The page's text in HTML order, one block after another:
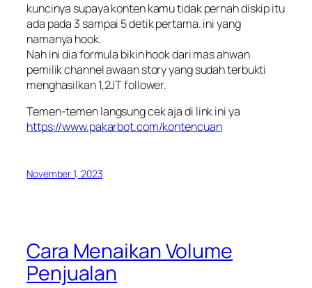
kuncinya supaya konten kamu tidak pernah diskip itu
ada pada 3 sampai 5 detik pertama. ini yang
namanya hook.
Nah ini dia formula bikin hook dari mas ahwan
pemilik channel awaan story yang sudah terbukti
menghasilkan 1,2JT follower.
Temen-temen langsung cek aja di link ini ya
https://www.pakarbot.com/kontencuan
November 1, 2023
Cara Menaikan Volume
Penjualan